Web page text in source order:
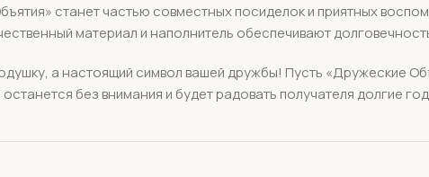
станет частью совместных посиделок и приятных
материал и наполнитель обеспечивают
а настоящий символ вашей дружбы! Пусть «Дружеские
без внимания и будет радовать получателя долгие